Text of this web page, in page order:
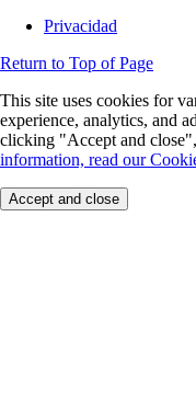
Privacidad
Return to Top of Page
This site uses cookies for
experience, analytics, and
clicking "Accept and
information, read our
Accept and close